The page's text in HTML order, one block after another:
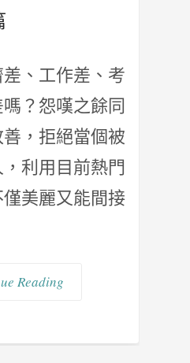
、工作差、考
？怨嘆之餘同
，拒絕當個被
利用目前熱門
美麗又能間接
Reading